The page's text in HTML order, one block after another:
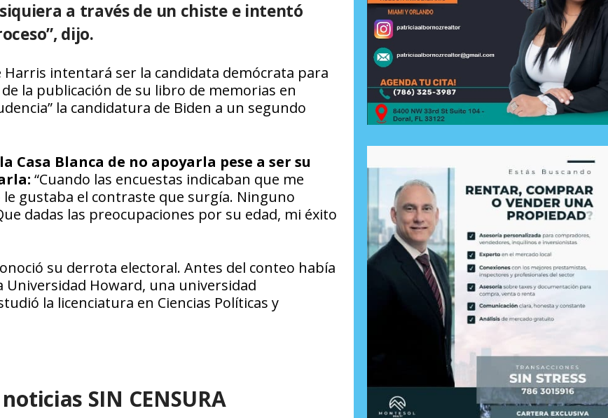
a través de un chiste e intentó
dijo.
Harris intentará ser la candidata demócrata para
la publicación de su libro de memorias en
la candidatura de Biden a un segundo
Casa Blanca de no apoyarla pese a ser su
“Cuando las encuestas indicaban que me
gustaba el contraste que surgía. Ninguno
dadas las preocupaciones por su edad, mi éxito
su derrota electoral. Antes del conteo había
Howard, una universidad
la licenciatura en Ciencias Políticas y
SIN CENSURA